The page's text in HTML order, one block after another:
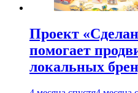
Проект
помогает
локальных